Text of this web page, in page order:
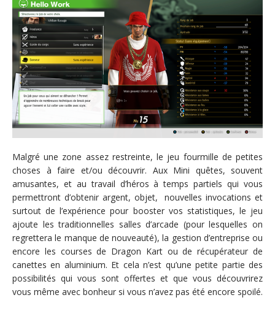
Malgré une zone assez restreinte, le jeu fourmille de petites
choses à faire et/ou découvrir. Aux Mini quêtes, souvent
amusantes, et au travail d’héros à temps partiels qui vous
permettront d’obtenir argent, objet, nouvelles invocations et
surtout de l’expérience pour booster vos statistiques, le jeu
ajoute les traditionnelles salles d’arcade (pour lesquelles on
regrettera le manque de nouveauté), la gestion d’entreprise ou
encore les courses de Dragon Kart ou de récupérateur de
canettes en aluminium. Et cela n’est qu’une petite partie des
possibilités qui vous sont offertes et que vous découvrirez
vous même avec bonheur si vous n’avez pas été encore spoilé.